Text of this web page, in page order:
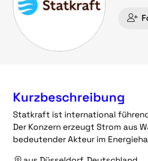
Kurzbeschreibung
Statkraft ist international
Der Konzern erzeugt Strom aus
bedeutender Akteur im